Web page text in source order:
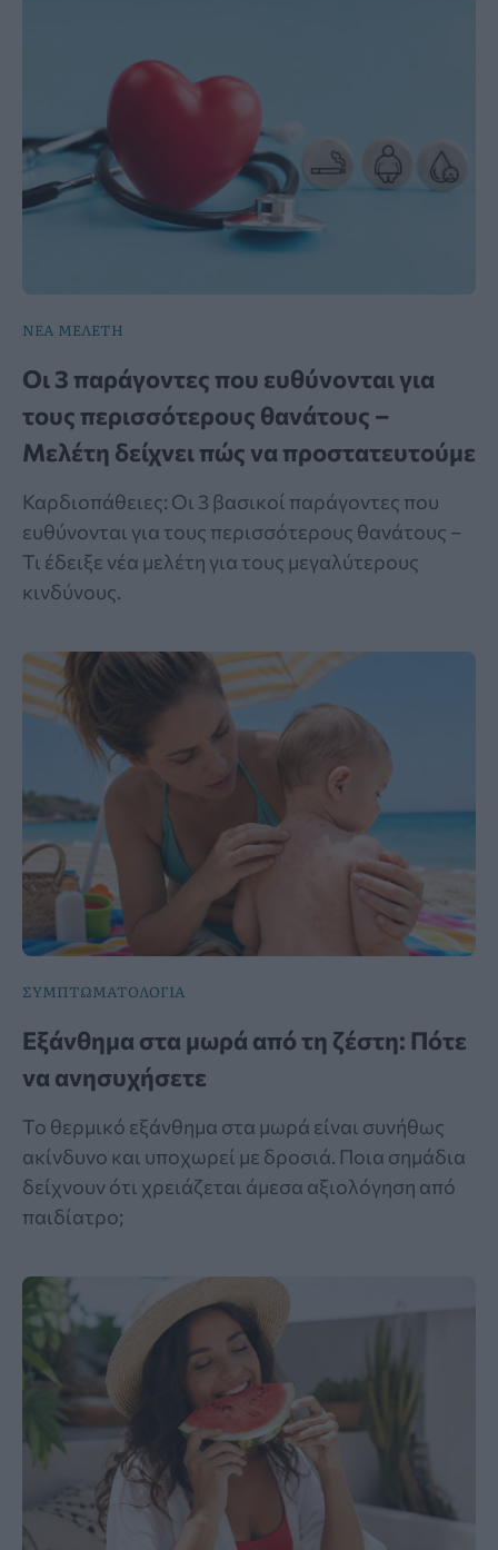
ΝΕΑ ΜΕΛΕΤΗ
Οι 3 παράγοντες που ευθύνονται για
τους περισσότερους θανάτους –
Μελέτη δείχνει πώς να προστατευτούμε
Καρδιοπάθειες: Οι 3 βασικοί παράγοντες που
ευθύνονται για τους περισσότερους θανάτους –
Τι έδειξε νέα μελέτη για τους μεγαλύτερους
κινδύνους.
ΣΥΜΠΤΩΜΑΤΟΛΟΓΙΑ
Εξάνθημα στα μωρά από τη ζέστη: Πότε
να ανησυχήσετε
Το θερμικό εξάνθημα στα μωρά είναι συνήθως
ακίνδυνο και υποχωρεί με δροσιά. Ποια σημάδια
δείχνουν ότι χρειάζεται άμεσα αξιολόγηση από
παιδίατρο;